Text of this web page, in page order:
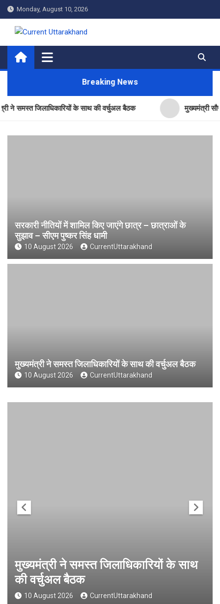
Skip
to
content
Monday, August 10, 2026
Current Uttarakhand
Breaking News
जिलाधिकारियों के साथ की वर्चुअल बैठक मुख्यमंत्री सौर
सरकारी नीतियों में शामिल किए जाएंगे छात्र – छात्राओं के
सुझाव – सीएम पुष्कर सिंह धामी
10 August 2026 CurrentUttarakhand
मुख्यमंत्री ने समस्त जिलाधिकारियों के साथ की वर्चुअल बैठक
10 August 2026 CurrentUttarakhand
मुख्यमंत्री ने समस्त जिलाधिकारियों के साथ
की वर्चुअल बैठक
10 August 2026 CurrentUttarakhand